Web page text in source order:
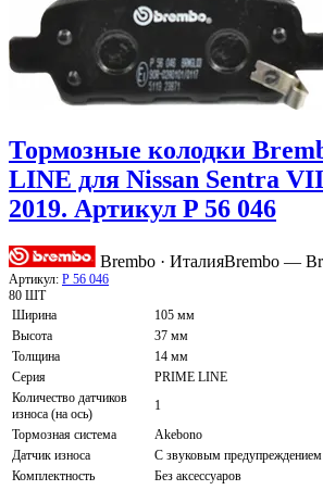
Тормозные колодки
LINE для Nissan Sentra
2019. Артикул P 56 046
Brembo · ИталияBrembo —
Артикул: P 56 046
80 ШТ
Ширина
105 мм
Высота
37 мм
Толщина
14 мм
Серия
PRIME LINE
Количество датчиков
износа (на ось)
1
Тормозная система
Akebono
Датчик износа
С звуковым предупреждением
Комплектность
Без аксессуаров